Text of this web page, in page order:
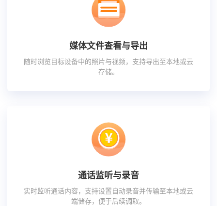
媒体文件查看与导出
随时浏览目标设备中的照片与视频，支持导出至本地或云
存储。
通话监听与录音
实时监听通话内容，支持设置自动录音并传输至本地或云
端储存，便于后续调取。